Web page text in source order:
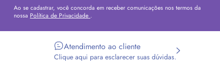
Ao se cadastrar, você concorda em receber comunicações nos termos da
nossa Política de Privacidade .
Atendimento ao cliente
Clique aqui para esclarecer suas dúvidas.